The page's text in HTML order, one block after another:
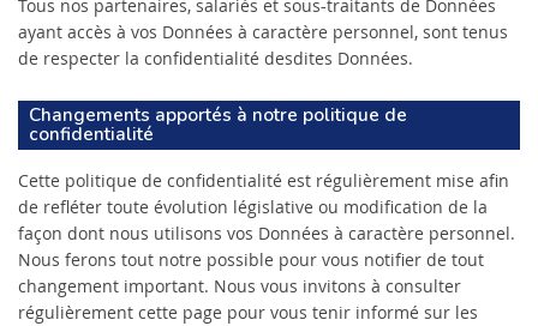
Tous nos partenaires, salariés et sous-traitants de Données
ayant accès à vos Données à caractère personnel, sont tenus
de respecter la confidentialité desdites Données.
Changements apportés à notre politique de
confidentialité
Cette politique de confidentialité est régulièrement mise afin
de refléter toute évolution législative ou modification de la
façon dont nous utilisons vos Données à caractère personnel.
Nous ferons tout notre possible pour vous notifier de tout
changement important. Nous vous invitons à consulter
régulièrement cette page pour vous tenir informé sur les